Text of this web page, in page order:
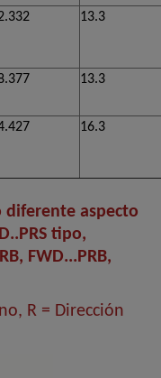
13.3
13.3
16.3
diferente aspecto
tipo,
FWD...PRB,
R = Dirección